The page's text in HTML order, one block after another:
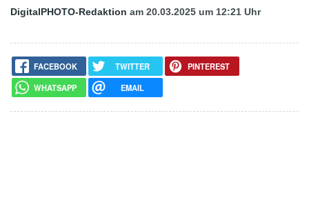
DigitalPHOTO-Redaktion am 20.03.2025 um 12:21 Uhr
FACEBOOK TWITTER
PINTEREST
WHATSAPP
EMAIL